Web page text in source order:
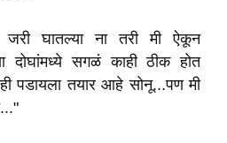
जरी घातल्या ना तरी मी ऐकून
दोघांमध्ये सगळं काही ठीक होत
पडायला तयार आहे सोनू...पण मी